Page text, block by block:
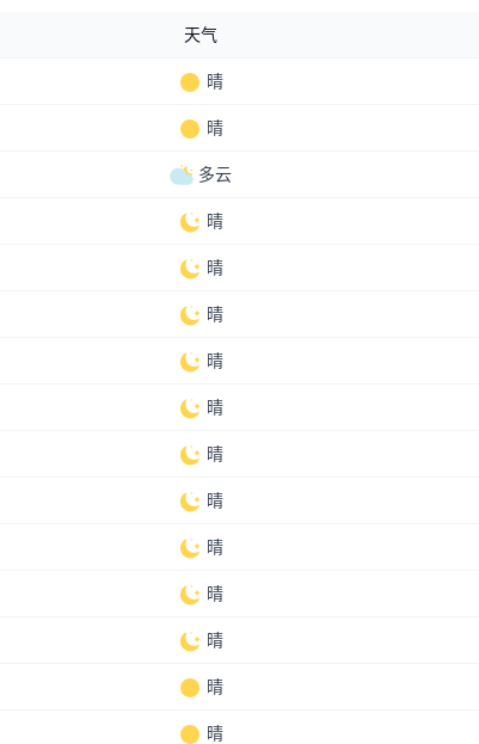
天气
晴
晴
多云
晴
晴
晴
晴
晴
晴
晴
晴
晴
晴
晴
晴